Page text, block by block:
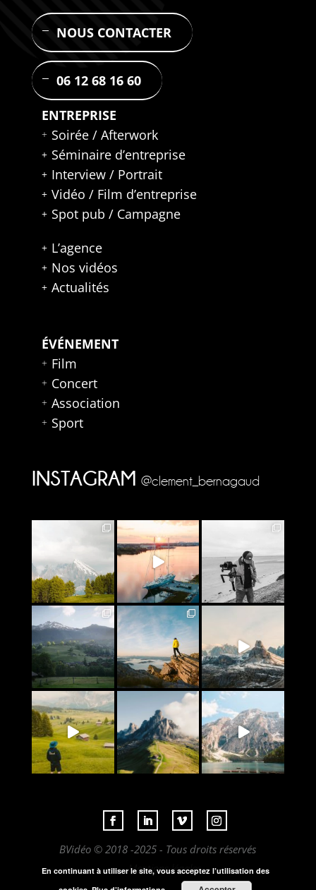
NOUS CONTACTER
06 12 68 16 60
ENTREPRISE
Soirée / Afterwork
Séminaire d’entreprise
Interview / Portrait
Vidéo / Film d’entreprise
Spot pub / Campagne
L’agence
Nos vidéos
Actualités
ÉVÉNEMENT
Film
Concert
Association
Sport
INSTAGRAM @clement_bernagaud
BVidéo © 2018 -2025 - Tous droits réservés
Mentions légales
En continuant à utiliser le site, vous acceptez l’utilisation des